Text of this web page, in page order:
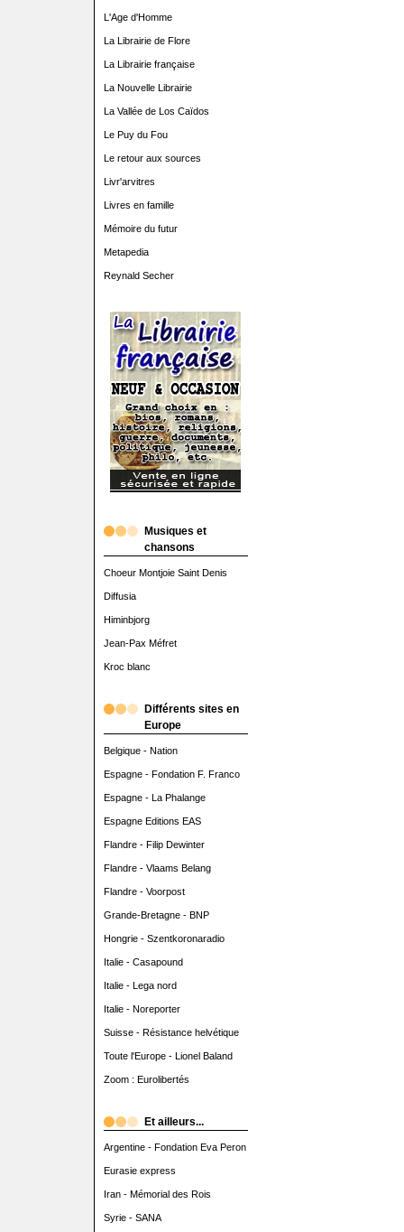
L'Age d'Homme
La Librairie de Flore
La Librairie française
La Nouvelle Librairie
La Vallée de Los Caïdos
Le Puy du Fou
Le retour aux sources
Livr'arvitres
Livres en famille
Mémoire du futur
Metapedia
Reynald Secher
Musiques et
chansons
Choeur Montjoie Saint Denis
Diffusia
Himinbjorg
Jean-Pax Méfret
Kroc blanc
Différents sites en
Europe
Belgique - Nation
Espagne - Fondation F. Franco
Espagne - La Phalange
Espagne Editions EAS
Flandre - Filip Dewinter
Flandre - Vlaams Belang
Flandre - Voorpost
Grande-Bretagne - BNP
Hongrie - Szentkoronaradio
Italie - Casapound
Italie - Lega nord
Italie - Noreporter
Suisse - Résistance helvétique
Toute l'Europe - Lionel Baland
Zoom : Eurolibertés
Et ailleurs...
Argentine - Fondation Eva Peron
Eurasie express
Iran - Mémorial des Rois
Syrie - SANA